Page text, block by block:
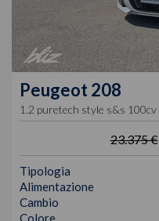
Peugeot 208
1.2 puretech style s&s 100cv
23.375 €
Tipologia
Alimentazione
Cambio
Colore